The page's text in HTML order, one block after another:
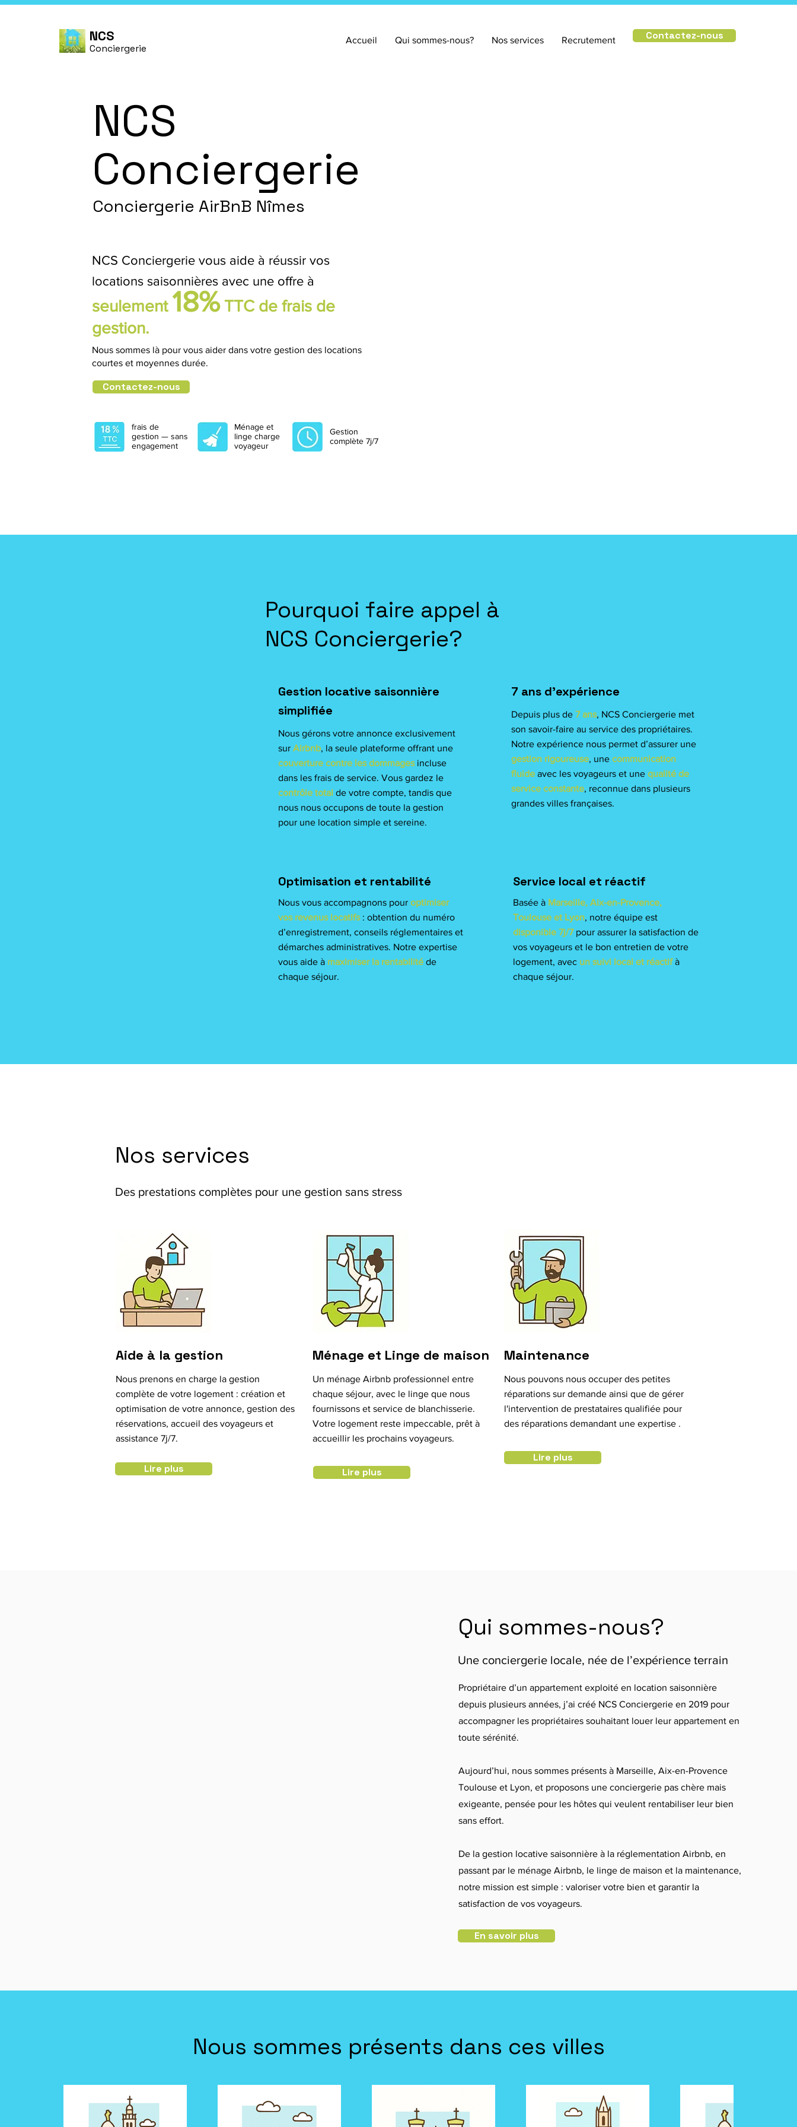
NCS
Conciergerie
Accueil Qui sommes-nous? Nos services Recrutement Contactez-nous
NCS
Conciergerie
Conciergerie AirBnB Nîmes
NCS Conciergerie vous aide à réussir vos
locations saisonnières avec une offre à
seulement18%TTC de frais de
gestion.
Nous sommes là pour vous aider dans votre gestion des locations
courtes et moyennes durée.
Contactez-nous
frais de
gestion — sans
engagement
Ménage et
linge charge
voyageur
Gestion
complète 7j/7
Pourquoi faire appel à
NCS Conciergerie?
Gestion locative saisonnière
simplifiée
Nous gérons votre annonce exclusivement
sur Airbnb, la seule plateforme offrant une
couverture contre les dommagesincluse
dans les frais de service. Vous gardez le
contrôle total de votre compte, tandis que
nous nous occupons de toute la gestion
pour une location simple et sereine.
7 ans d’expérience
Depuis plus de 7 ans, NCS Conciergerie met
son savoir-faire au service des propriétaires.
Notre expérience nous permet d’assurer une
gestion rigoureuse, une communication
fluide avec les voyageurs et une qualité de
service constante, reconnue dans plusieurs
grandes villes françaises.
Optimisation et rentabilité
Nous vous accompagnons pour optimiser
vos revenus locatifs: obtention du numéro
d’enregistrement, conseils réglementaires et
démarches administratives. Notre expertise
vous aide à maximiser la rentabilité de
chaque séjour.
Service local et réactif
Basée à Marseille, Aix-en-Provence,
Toulouse et Lyon, notre équipe est
disponible 7j/7 pour assurer la satisfaction de
vos voyageurs et le bon entretien de votre
logement, avec un suivi local et réactifà
chaque séjour.
Nos services
Des prestations complètes pour une gestion sans stress
Aide à la gestion
Nous prenons en charge la gestion
complète de votre logement : création et
optimisation de votre annonce, gestion des
réservations, accueil des voyageurs et
assistance 7j/7.
Lire plus
Ménage et Linge de maison
Un ménage Airbnb professionnel entre
chaque séjour, avec le linge que nous
fournissons et service de blanchisserie.
Votre logement reste impeccable, prêt à
accueillir les prochains voyageurs.
Lire plus
Maintenance
Nous pouvons nous occuper des petites
réparations sur demande ainsi que de gérer
l'intervention de prestataires qualifiée pour
des réparations demandant une expertise .
Lire plus
Qui sommes-nous?
Une conciergerie locale, née de l’expérience terrain
Propriétaire d’un appartement exploité en location saisonnière
depuis plusieurs années, j’ai créé NCS Conciergerie en 2019 pour
accompagner les propriétaires souhaitant louer leur appartement en
toute sérénité.
Aujourd’hui, nous sommes présents à Marseille, Aix-en-Provence
Toulouse et Lyon, et proposons une conciergerie pas chère mais
exigeante, pensée pour les hôtes qui veulent rentabiliser leur bien
sans effort.
De la gestion locative saisonnière à la réglementation Airbnb, en
passant par le ménage Airbnb, le linge de maison et la maintenance,
notre mission est simple : valoriser votre bien et garantir la
satisfaction de vos voyageurs.
En savoir plus
Nous sommes présents dans ces villes